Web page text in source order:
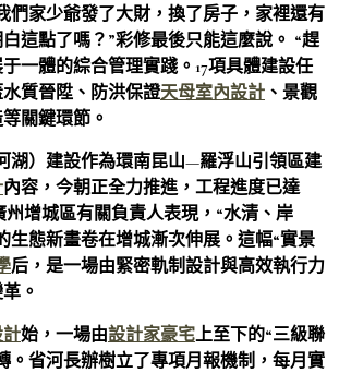
們家少爺發了大財，換了房子，家裡還有
這點了嗎？”彩修最後只能這麼說。 “趕
一體的綜合管理實踐。17項具體建設任
質晉陞、防洪保證天母室內設計 、景觀
關鍵環節。
湖）建設作為環南昆山—羅浮山引領區建
內容，今朝正全力推進，工程進度已達
州增城區有關負責人表現，“水清、岸
生態新畫卷在增城漸次伸展。這幅“實景
后，是一場由緊密軌制設計與高效執行力
。
始，一場由設計家豪宅上至下的“三級聯
。省河長辦樹立了專項月報機制，每月實